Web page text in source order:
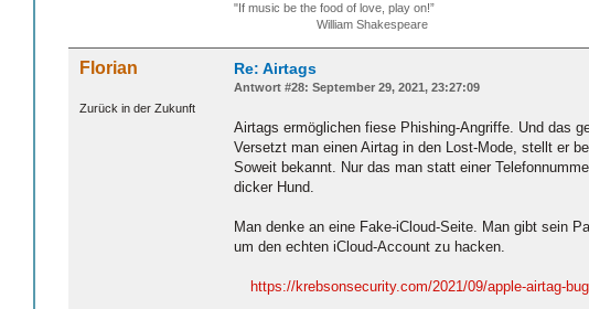
"If music be the food of love, play on!”
William Shakespeare
Florian
Zurück in der Zukunft
Re: Airtags
Antwort #28: September 29, 2021, 23:27:09
Airtags ermöglichen fiese Phishing-Angriffe. Und das
Versetzt man einen Airtag in den Lost-Mode, stellt er
Soweit bekannt. Nur das man statt einer
dicker Hund.
Man denke an eine Fake-iCloud-Seite. Man gibt sein
um den echten iCloud-Account zu hacken.
https://krebsonsecurity.com/2021/09/apple-airtag-